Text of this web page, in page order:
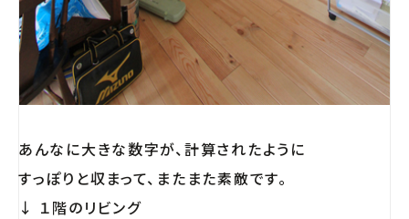
あんなに大きな数字が、計算されたように
すっぽりと収まって、またまた素敵です。
↓ １階のリビング